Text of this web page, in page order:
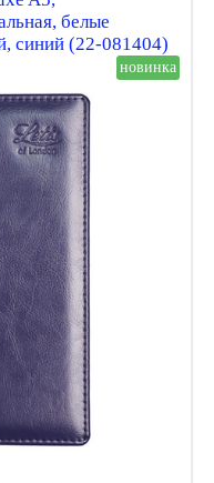
белые
синий (22-081404)
новинка